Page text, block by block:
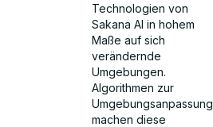
Technologien von
Sakana AI in hohem
Maße auf sich
verändernde
Umgebungen.
Algorithmen zur
Umgebungsanpassung
machen diese